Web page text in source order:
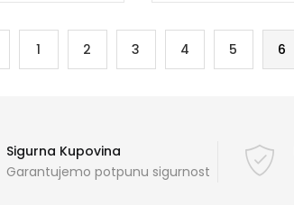
1 2 3 4 5 6
Sigurna Kupovina
Garantujemo potpunu sigurnost